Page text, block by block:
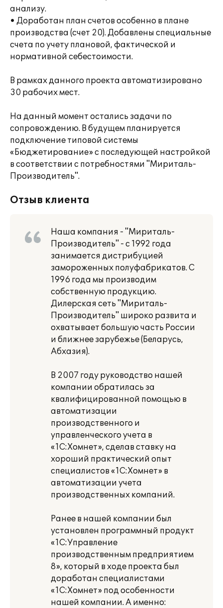
анализу.
• Доработан план счетов особенно в плане
производства (счет 20). Добавлены специальные
счета по учету плановой, фактической и
нормативной себестоимости.
В рамках данного проекта автоматизировано
30 рабочих мест.
На данный момент остались задачи по
сопровождению. В будущем планируется
подключение типовой системы
«Бюджетирование» с последующей настройкой
в соответствии с потребностями "Мириталь-
Производитель".
Отзыв клиента
Наша компания - "Мириталь-
Производитель" - c 1992 года
занимается дистрибуцией
замороженных полуфабрикатов. С
1996 года мы производим
собственную продукцию.
Дилерская сеть "Мириталь-
Производитель" широко развита и
охватывает большую часть России
и ближнее зарубежье (Беларусь,
Абхазия).
В 2007 году руководство нашей
компании обратилась за
квалифицированной помощью в
автоматизации
производственного и
управленческого учета в
«1С:Хомнет», сделав ставку на
хороший практический опыт
специалистов «1С:Хомнет» в
автоматизации учета
производственных компаний.
Ранее в нашей компании был
установлен программный продукт
«1С:Управление
производственным предприятием
8», который в ходе проекта был
доработан специалистами
«1С:Хомнет» под особенности
нашей компании. А именно: